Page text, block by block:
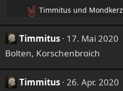
n
e
n
:
R
e
a
k
t
o
n
Timmitus und Mondkerz
Timmitus
17. Mai 2020
Bolten, Korschenbroich
Timmitus 26. Apr. 2020